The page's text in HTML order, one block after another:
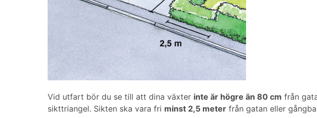
Vid utfart bör du se till att dina växter inte är högre än 80 cm från
sikttriangel. Sikten ska vara fri minst 2,5 meter från gatan eller